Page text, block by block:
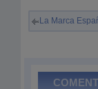
La Marca